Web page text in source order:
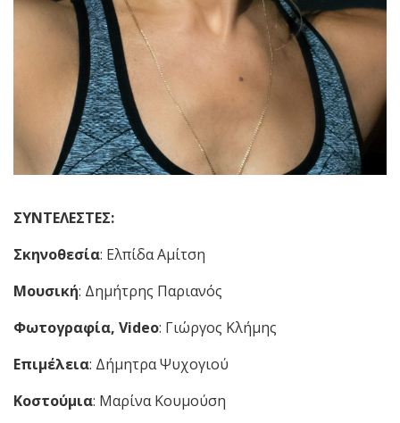
ΣΥΝΤΕΛΕΣΤΕΣ:
Σκηνοθεσία: Ελπίδα Αμίτση
Μουσική: Δημήτρης Παριανός
Φωτογραφία, Video: Γιώργος Κλήμης
Επιμέλεια: Δήμητρα Ψυχογιού
Κοστούμια: Μαρίνα Κουμούση